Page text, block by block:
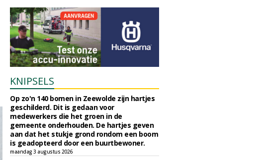
KNIPSELS
Op zo'n 140 bomen in Zeewolde zijn hartjes
geschilderd. Dit is gedaan voor
medewerkers die het groen in de
gemeente onderhouden. De hartjes geven
aan dat het stukje grond rondom een boom
is geadopteerd door een buurtbewoner.
maandag 3 augustus 2026